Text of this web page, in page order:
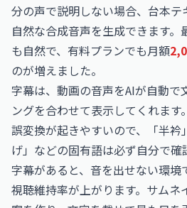
分の声で説明しない場合、台本
自然な合成音声を生成できます
も自然で、有料プランでも月額
のが増えました。
字幕は、動画の音声をAIが自動で
ングを合わせて表示してくれま
誤変換が起きやすいので、「半
げ」などの固有語は必ず自分で確
字幕があると、音を出せない環境
視聴維持率が上がります。サムネ